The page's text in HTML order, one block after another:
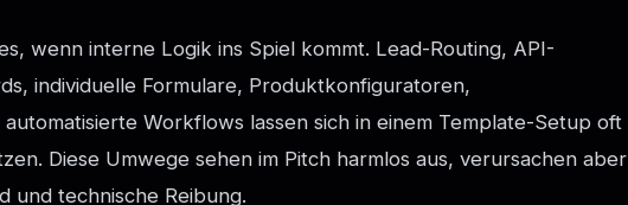
wenn interne Logik ins Spiel kommt. Lead-Routing, API-
individuelle Formulare, Produktkonfiguratoren,
Workflows lassen sich in einem Template-Setup oft
Diese Umwege sehen im Pitch harmlos aus, verursachen aber
und technische Reibung.